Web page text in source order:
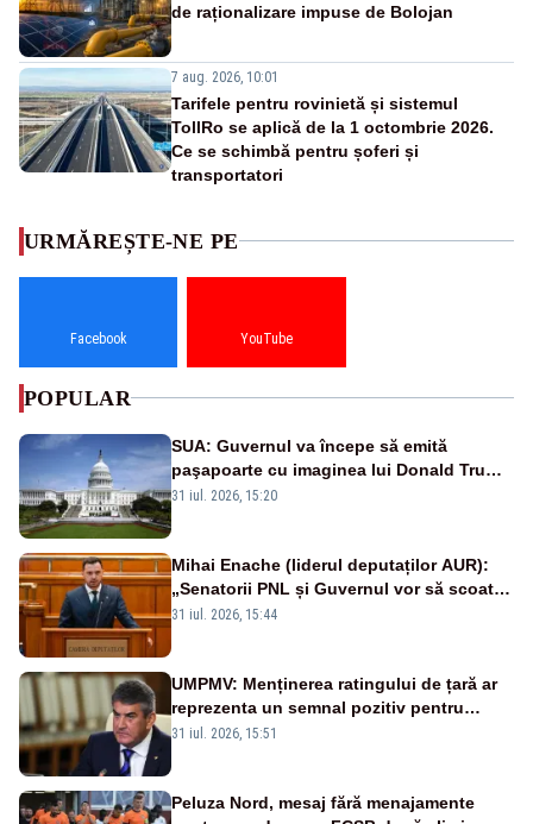
de raționalizare impuse de Bolojan
7 aug. 2026, 10:01
Tarifele pentru rovinietă și sistemul
TollRo se aplică de la 1 octombrie 2026.
Ce se schimbă pentru șoferi și
transportatori
URMĂREȘTE-NE PE
Facebook YouTube
POPULAR
SUA: Guvernul va începe să emită
paşapoarte cu imaginea lui Donald Trump
începând cu 8 august
31 iul. 2026, 15:20
Mihai Enache (liderul deputaților AUR):
„Senatorii PNL și Guvernul vor să scoată
la vânzare bunuri publice pentru a stinge
31 iul. 2026, 15:44
UMPMV: Menținerea ratingului de țară ar
reprezenta un semnal pozitiv pentru
România. Autoritățile trebuie să continue
31 iul. 2026, 15:51
Peluza Nord, mesaj fără menajamente